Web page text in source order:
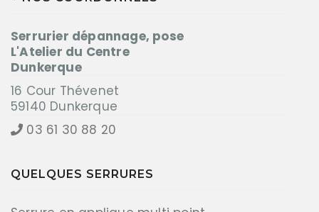
Serrurier dépannage, pose
L'Atelier du Centre
Dunkerque
16 Cour Thévenet
59140 Dunkerque
03 61 30 88 20
QUELQUES SERRURES